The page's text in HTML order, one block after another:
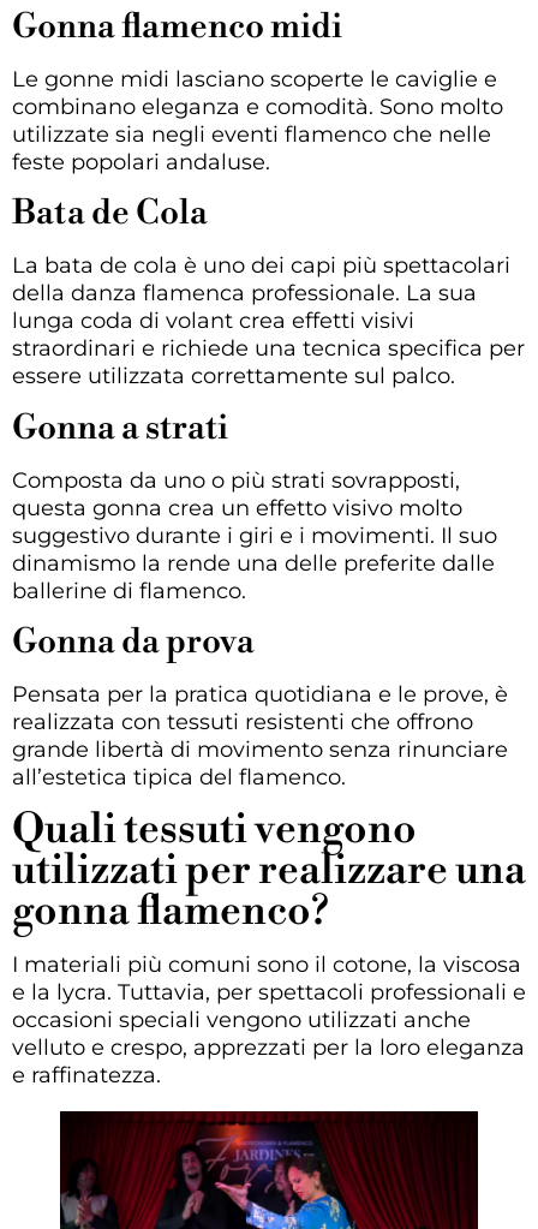
Gonna flamenco midi
Le gonne midi lasciano scoperte le caviglie e
combinano eleganza e comodità. Sono molto
utilizzate sia negli eventi flamenco che nelle
feste popolari andaluse.
Bata de Cola
La bata de cola è uno dei capi più spettacolari
della danza flamenca professionale. La sua
lunga coda di volant crea effetti visivi
straordinari e richiede una tecnica specifica per
essere utilizzata correttamente sul palco.
Gonna a strati
Composta da uno o più strati sovrapposti,
questa gonna crea un effetto visivo molto
suggestivo durante i giri e i movimenti. Il suo
dinamismo la rende una delle preferite dalle
ballerine di flamenco.
Gonna da prova
Pensata per la pratica quotidiana e le prove, è
realizzata con tessuti resistenti che offrono
grande libertà di movimento senza rinunciare
all’estetica tipica del flamenco.
Quali tessuti vengono
utilizzati per realizzare una
gonna flamenco?
I materiali più comuni sono il cotone, la viscosa
e la lycra. Tuttavia, per spettacoli professionali e
occasioni speciali vengono utilizzati anche
velluto e crespo, apprezzati per la loro eleganza
e raffinatezza.